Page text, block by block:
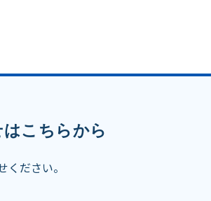
こちらから
ださい。